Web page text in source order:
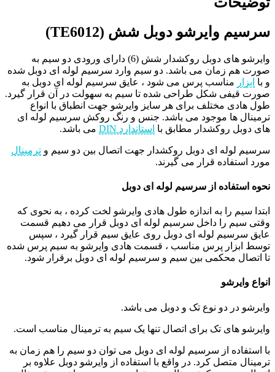
سرسیم وایرشو دوبل شش (TE6012)
وایرشو های دوبل روکشدار شش (6) دارای ورودی دو سیم به
صورت هم زمان می باشد. دو سیم وارد سرسیم لوله ای دوبل شده
و با ابزار مناسب پرس می شود ، عایق سرسیم لوله ای دوبل به
صورت قیفی شکل طراحی شده تا سیم به سهولت در آن قرار گیرد.
طول هادی مختلف برای هر سایز وایرشو جهت انطباق با انواع
ترمینال ها موجود می باشد. جنس و رنگ روکش سرسیم لوله ای
های دوبل روکشدار مطابق با استاندارد DIN می باشد.
سرسیم لوله ای دوبل روکشدار جهت اتصال بین دو سیم و ترمینال
مورد استفاده قرار می گیرند.
نحوه استفاده از سرسیم لوله ای دوبل
ابتدا سیم را به اندازه طول هادی وایرشو لخت کرده ، به نحوی که
وقتی سیم را داخل سرسیم لوله ای دوبل قرار می دهیم قسمت
عایق سرسیم لوله ای دوبل روی عایق سیم قرار گیرد ، سپس
توسط ابزار پرس مناسب ، قسمت هادی وایرشو به سیم پرس شده
تا اتصال محکمی بین سیم و سرسیم لوله ای دوبل برقرار شود.
انواع وایرشو
وایرشو در دو نوع تک و دوبل می باشد.
وایرشو های تک برای اتصال تنها یک سیم به ترمینال مناسب است.
با استفاده از سرسیم لوله ای دوبل می توان دو سیم را هم زمان به
ترمینال متصل کرد. در واقع با استفاده از وایرشو دوبل علاوه بر